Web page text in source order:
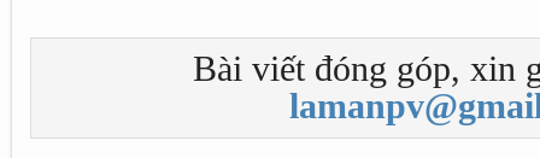
Bài viết đóng góp, xin